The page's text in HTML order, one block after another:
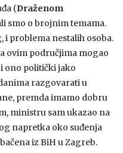
(Draženom
smo o brojnim temama.
i problema nestalih osoba.
ovim područjima mogao
ono politički jako
razgovarati u
premda imamo dobru
ministru sam ukazao na
napretka oko suđenja
iz BiH u Zagreb.